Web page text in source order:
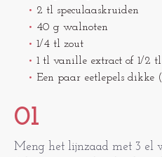
2 tl speculaaskruiden
40 g walnoten
1/4 tl zout
1 tl vanille extract of 1/2
Een paar eetlepels
01
Meng het lijnzaad met 3 el